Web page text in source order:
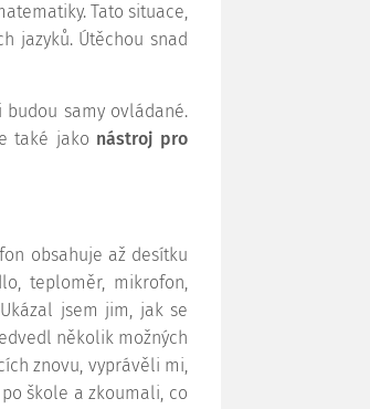
Tato situace,
jazyků. Útěchou snad
samy ovládané.
také jako nástroj pro
obsahuje až desítku
teploměr, mikrofon,
jsem jim, jak se
několik možných
znovu, vyprávěli mi,
škole a zkoumali, co